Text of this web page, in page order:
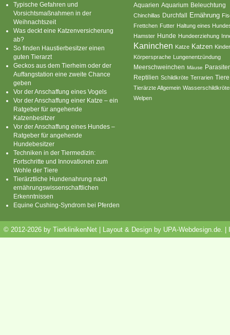
Typische Gefahren und
Vorsichtsmaßnahmen in der
Weihnachtszeit
Was deckt eine Katzenversicherung
ab?
So finden Haustierbesitzer einen
guten Tierarzt
Geckos aus dem Tierheim oder der
Auffangstation eine zweite Chance
geben
Vor der Anschaffung eines Vogels
Vor der Anschaffung einer Katze – ein
Ratgeber für angehende
Katzenbesitzer
Vor der Anschaffung eines Hundes –
Ratgeber für angehende
Hundebesitzer
Techniken in der Tiermedizin:
Fortschritte und Innovationen zum
Wohle der Tiere
Tierärztliche Hundenahrung nach
ernährungswissenschaftlichen
Erkenntnissen
Equine Cushing-Syndrom bei Pferden
Aquarien Aquarium Beleuchtung
Chinchillas Durchfall Ernährung
Frettchen Futter Haltung eines
Hamster Hunde Hundeerziehung
Kaninchen Katze Katzen
Körpersprache Lungenentzündung
Meerschweinchen Mäuse
Reptilien Schildkröte Terrarien Tiere
Tierärzte Allgemein
Welpen
© 2012-2026 by TierklinikenNet | Layout & Design by UPA-Webdesign.de.